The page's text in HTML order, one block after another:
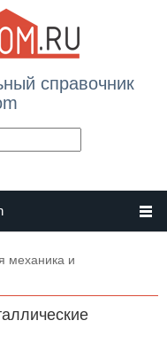
справочник
механика и